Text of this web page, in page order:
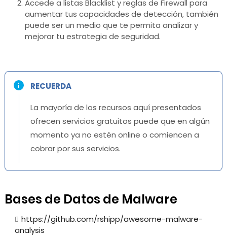
Accede a listas Blacklist y reglas de Firewall para
aumentar tus capacidades de detección, también
puede ser un medio que te permita analizar y
mejorar tu estrategia de seguridad.
RECUERDA
La mayoría de los recursos aquí presentados
ofrecen servicios gratuitos puede que en algún
momento ya no estén online o comiencen a
cobrar por sus servicios.
Bases de Datos de Malware
https://github.com/rshipp/awesome-malware-
analysis